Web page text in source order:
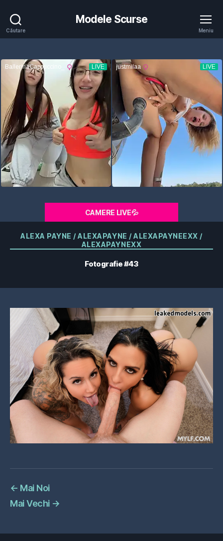
Căutare
Modele Scurse
Meniu
CAMERE LIVE💦
Categorii
ALEXA PAYNE / ALEXAPAYNE / ALEXAPAYNEEXX /
ALEXAPAYNEXX
Fotografie #43
← Mai Noi
Mai Vechi →